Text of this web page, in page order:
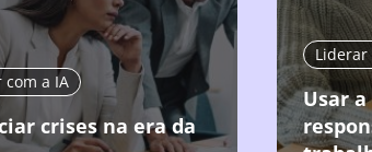
a IA
crises na era da
Liderar
Usar a